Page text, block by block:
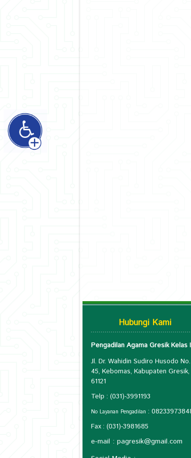
Hubungi Kami
Pengadilan Agama Gresik Kelas
Jl. Dr. Wahidin Sudiro Husodo No.
45, Kebomas, Kabupaten Gresik,
61121
Telp : (031)-3991193
No Layanan Pengadilan :
Fax : (031)-3981685
e-mail : pagresik@gmail.com